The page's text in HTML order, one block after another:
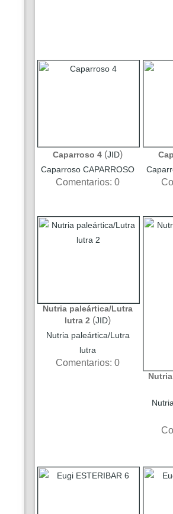
Caparroso 4 (JID)
Caparroso CAPARROSO
Comentarios: 0
Nutria paleártica/Lutra
lutra 2 (JID)
Nutria paleártica/Lutra
lutra
Comentarios: 0